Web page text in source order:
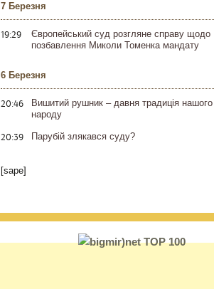
7 Березня
19:29
Європейський суд розгляне справу щодо
позбавлення Миколи Томенка мандату
6 Березня
20:46
Вишитий рушник – давня традиція нашого
народу
20:39 Парубій злякався суду?
[sape]